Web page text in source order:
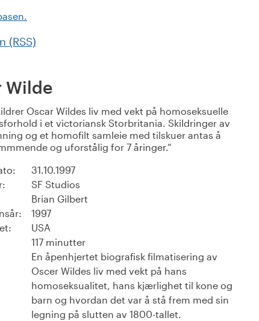
(RSS)
Wilde
Oscar Wildes liv med vekt på homoseksuelle
i et victoriansk Storbritania. Skildringer av
og et homofilt samleie med tilskuer antas å
og uforstålig for 7 åringer.
31.10.1997
SF Studios
Brian Gilbert
1997
USA
117 minutter
En åpenhjertet biografisk filmatisering av
Oscer Wildes liv med vekt på hans
homoseksualitet, hans kjærlighet til kone og
barn og hvordan det var å stå frem med sin
legning på slutten av 1800-tallet.